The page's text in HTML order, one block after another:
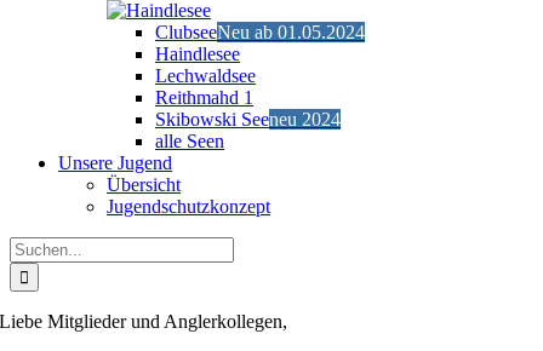
ClubseeNeu ab 01.05.2024
Haindlesee
Lechwaldsee
Reithmahd 1
Skibowski Seeneu 2024
alle Seen
Unsere Jugend
Übersicht
Jugendschutzkonzept
Suche
nach:
Liebe Mitglieder und Anglerkollegen,